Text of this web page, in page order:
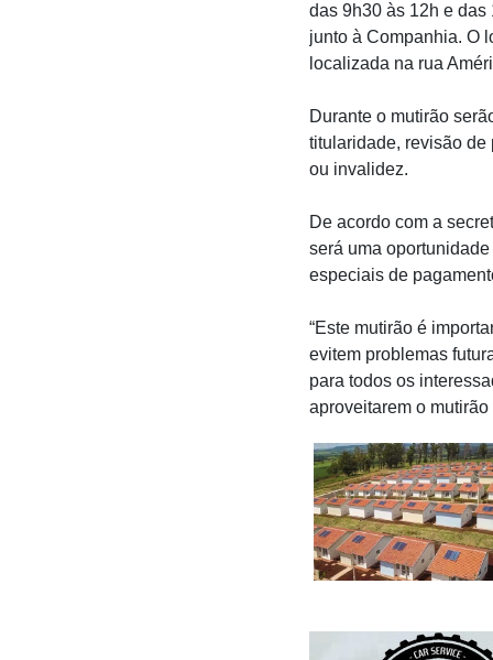
das 9h30 às 12h e
junto à Companhia. O
localizada na rua
Durante o mutirão
titularidade, revisão de
ou invalidez.
De acordo com a
será uma
especiais de
“Este mutirão é
evitem problemas
para todos os
aproveitarem o